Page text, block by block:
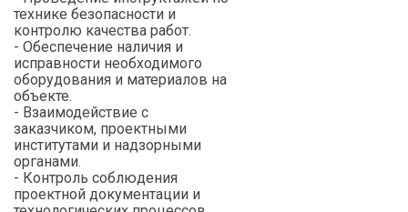
технике безопасности и
контролю качества работ.
- Обеспечение наличия и
исправности необходимого
оборудования и материалов на
объекте.
- Взаимодействие с
заказчиком, проектными
институтами и надзорными
органами.
- Контроль соблюдения
проектной документации и